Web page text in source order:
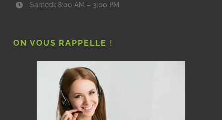
Samedi: 8:00 AM – 3:00 PM
ON VOUS RAPPELLE !